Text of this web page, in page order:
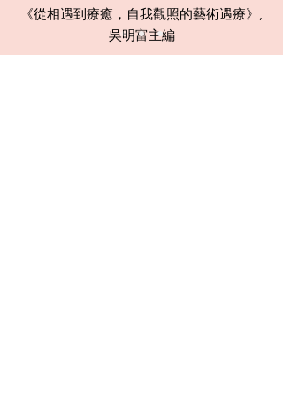
《從相遇到療癒，自我觀照的藝術遇療》,
吳明富主編